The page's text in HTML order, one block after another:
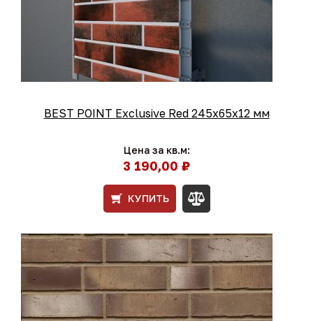
BEST POINT Exclusive Red 245x65x12 мм
Цена за кв.м:
3 190,00 ₽
КУПИТЬ